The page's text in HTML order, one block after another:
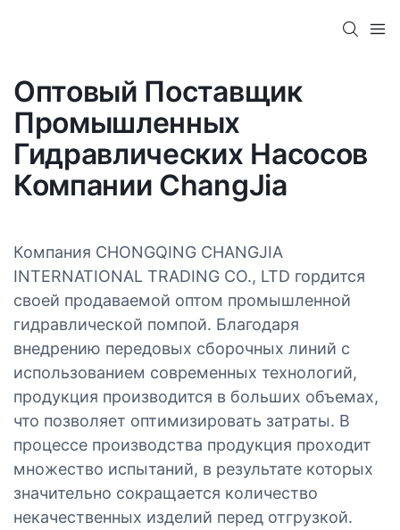
Оптовый Поставщик
Промышленных
Гидравлических Насосов
Компании ChangJia
Компания CHONGQING CHANGJIA
INTERNATIONAL TRADING CO., LTD гордится
своей продаваемой оптом промышленной
гидравлической помпой. Благодаря
внедрению передовых сборочных линий с
использованием современных технологий,
продукция производится в больших объемах,
что позволяет оптимизировать затраты. В
процессе производства продукция проходит
множество испытаний, в результате которых
значительно сокращается количество
некачественных изделий перед отгрузкой.